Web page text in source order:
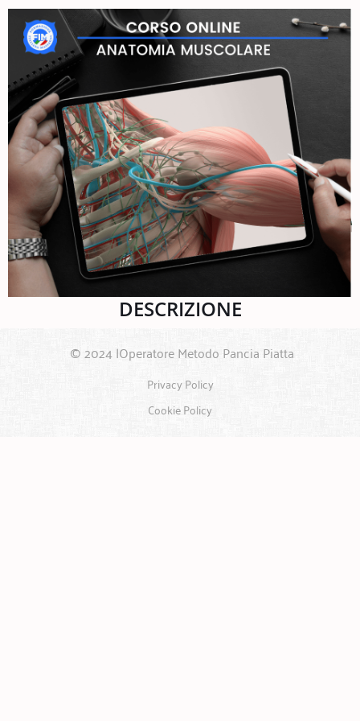
DESCRIZIONE
© 2024 |Operatore Metodo Pancia Piatta
Privacy Policy
Cookie Policy